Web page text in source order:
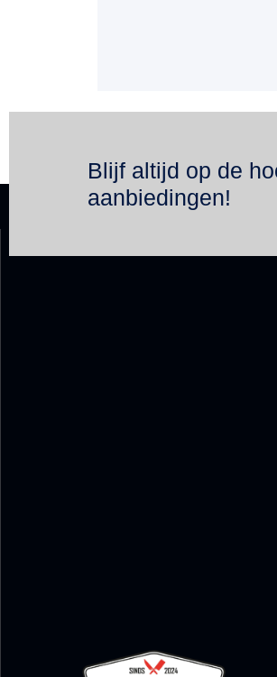
Blijf altijd op de
aanbiedingen!